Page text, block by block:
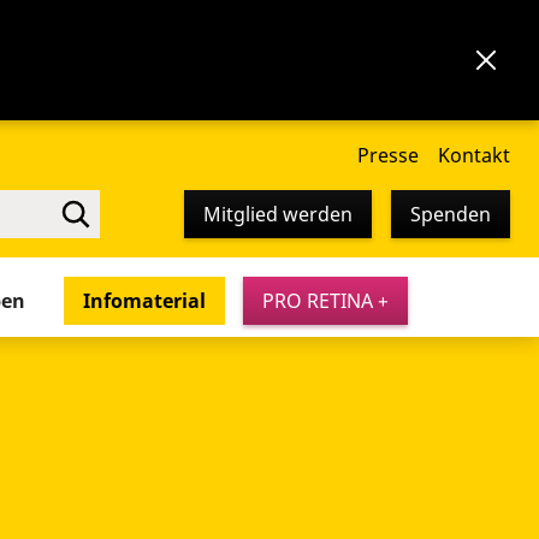
Presse Kontakt
Mitglied werden Spenden
Infomaterial PRO RETINA +